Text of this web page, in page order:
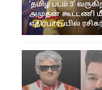
‘தமிழ் படம் 3’
அமுதன் கூட்டணி
எதிர்பார்ப்பில்